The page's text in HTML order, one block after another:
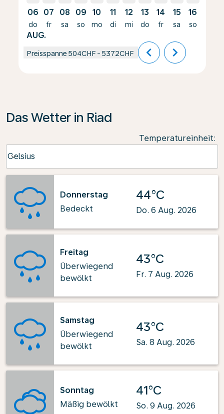
06
do
AUG.
07
fr
08
sa
09
so
10
mo
11
di
12
mi
13
do
14
fr
15
sa
16
so
Preisspanne 504CHF - 5372CHF chevron_left chevron_right
Das Wetter in Riad
Temperatureinheit:
Celsius
keyboard_arrow_down
Donnerstag
Bedeckt
44°C
Do. 6 Aug. 2026
Freitag
Überwiegend
bewölkt
43°C
Fr. 7 Aug. 2026
Samstag
Überwiegend
bewölkt
43°C
Sa. 8 Aug. 2026
Sonntag
Mäßig bewölkt
41°C
So. 9 Aug. 2026